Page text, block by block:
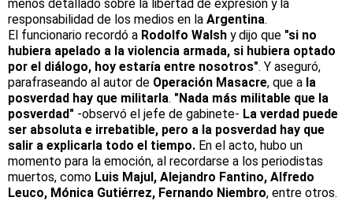
menos detallado sobre la libertad de expresión y la
responsabilidad de los medios en la Argentina.
El funcionario recordó a Rodolfo Walsh y dijo que "si no
hubiera apelado a la violencia armada, si hubiera optado
por el diálogo, hoy estaría entre nosotros". Y aseguró,
parafraseando al autor de Operación Masacre, que a la
posverdad hay que militarla. "Nada más militable que la
posverdad" -observó el jefe de gabinete- La verdad puede
ser absoluta e irrebatible, pero a la posverdad hay que
salir a explicarla todo el tiempo. En el acto, hubo un
momento para la emoción, al recordarse a los periodistas
muertos, como Luis Majul, Alejandro Fantino, Alfredo
Leuco, Mónica Gutiérrez, Fernando Niembro, entre otros.